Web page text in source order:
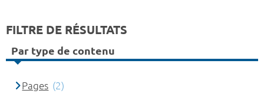
FILTRE DE RÉSULTATS
Par type de contenu
Pages (2)